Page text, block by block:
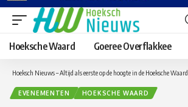
Hoeksche Waard Goeree Overflakkee
Hoeksch Nieuws – Altijd als eerste op de hoogte in de Hoeksche Waard
EVENEMENTEN HOEKSCHE WAARD